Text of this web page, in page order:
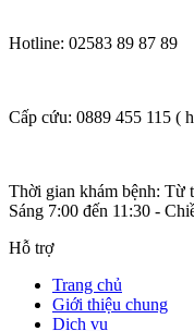
Hotline: 02583 89 87 89
Cấp cứu: 0889 455 115 (
Thời gian khám bệnh: Từ
Sáng 7:00 đến 11:30 -
Hỗ trợ
Trang chủ
Giới thiệu chung
Dịch vụ